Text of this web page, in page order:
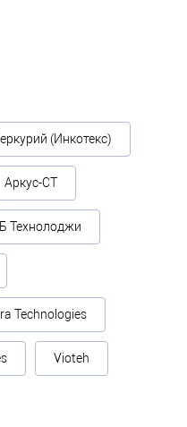
(Инкотекс)
Аркус-СТ
Технолоджи
Technologies
Vioteh